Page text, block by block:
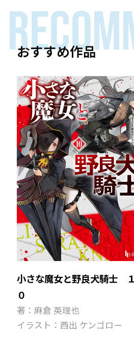
おすすめ作品
小さな魔女と野良犬騎士 １
０
著：麻倉 英理也
イラスト：西出 ケンゴロー